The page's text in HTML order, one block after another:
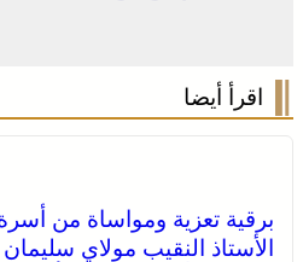
اقرأ أيضا
برقية تعزية ومواساة من
الأستاذ النقيب مولاي